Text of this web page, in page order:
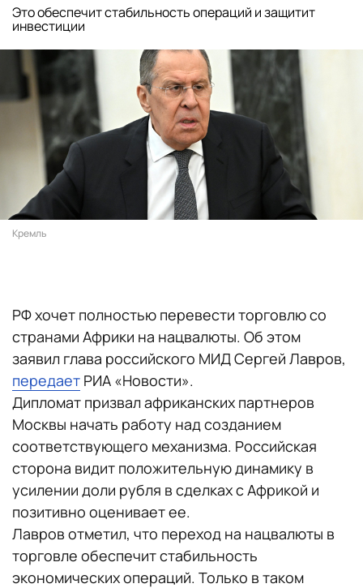
Это обеспечит стабильность операций и защитит
инвестиции
Кремль
РФ хочет полностью перевести торговлю со
странами Африки на нацвалюты. Об этом
заявил глава российского МИД Сергей Лавров,
передает РИА «Новости».
Дипломат призвал африканских партнеров
Москвы начать работу над созданием
соответствующего механизма. Российская
сторона видит положительную динамику в
усилении доли рубля в сделках с Африкой и
позитивно оценивает ее.
Лавров отметил, что переход на нацвалюты в
торговле обеспечит стабильность
экономических операций. Только в таком